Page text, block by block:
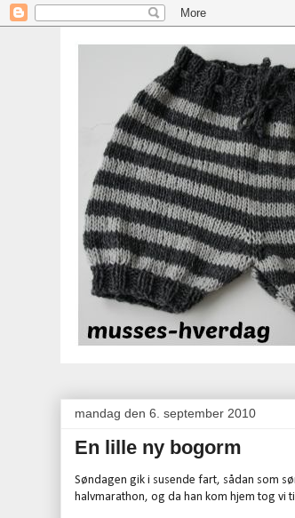
mandag den 6. september 2010
En lille ny bogorm
Søndagen gik i susende fart, sådan som
halvmarathon, og da han kom hjem tog vi